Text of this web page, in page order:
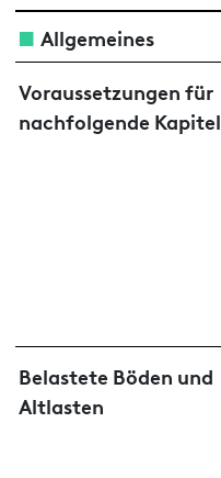
Allgemeines
Voraussetzungen für
nachfolgende Kapitel
Belastete Böden und
Altlasten